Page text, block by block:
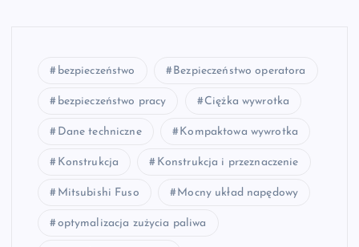
bezpieczeństwo Bezpieczeństwo operatora
bezpieczeństwo pracy Ciężka wywrotka
Dane techniczne Kompaktowa wywrotka
Konstrukcja Konstrukcja i przeznaczenie
Mitsubishi Fuso Mocny układ napędowy
optymalizacja zużycia paliwa